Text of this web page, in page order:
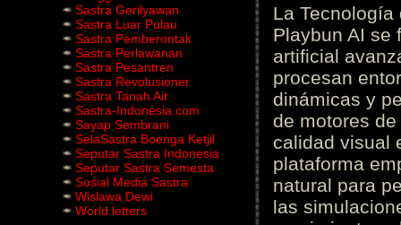
Sastra Gerilyawan
Sastra Luar Pulau
Sastra Pemberontak
Sastra Perlawanan
Sastra Pesantren
Sastra Revolusioner
Sastra Tanah Air
Sastra-Indonesia.com
Sayap Sembrani
SelaSastra Boenga Ketjil
Seputar Sastra Indonesia
Seputar Sastra Semesta
Sosial Media Sastra
Wislawa Dewi
World letters
La
Playbun AI se
artificial
procesan
dinámicas y
de motores
calidad visual
plataforma
natural para
las